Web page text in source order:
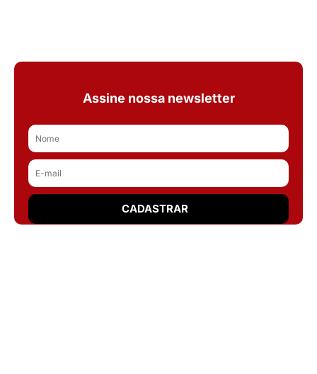
Assine nossa newsletter